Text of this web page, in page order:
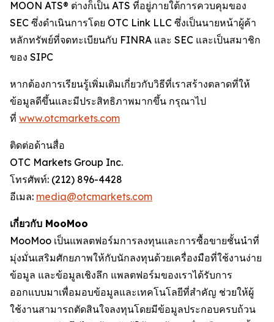
MOON ATS® ต่างก็เป็น ATS ที่อยู่ภายใต้การควบคุมของ
SEC ซึ่งดำเนินการโดย OTC Link LLC ซึ่งเป็นนายหน้าผู้ค้า
หลักทรัพย์ที่จดทะเบียนกับ FINRA และ SEC และเป็นสมาชิก
ของ SIPC
หากต้องการเรียนรู้เพิ่มเติมเกี่ยวกับวิธีที่เราสร้างตลาดที่ให้
ข้อมูลดีขึ้นและมีประสิทธิภาพมากขึ้น กรุณาไป
ที่ www.otcmarkets.com
ติดต่อด้านสื่อ
OTC Markets Group Inc.
โทรศัพท์: (212) 896-4428
อีเมล: media@otcmarkets.com
เกี่ยวกับ MooMoo
MooMoo เป็นแพลตฟอร์มการลงทุนและการซื้อขายชั้นนำที่
มุ่งมั่นเสริมศักยภาพให้กับนักลงทุนด้วยเครื่องมือที่ใช้งานง่าย
ข้อมูล และข้อมูลเชิงลึก แพลตฟอร์มของเราได้รับการ
ออกแบบมาเพื่อมอบข้อมูลและเทคโนโลยีที่สำคัญ ช่วยให้ผู้
ใช้งานสามารถตัดสินใจลงทุนโดยมีข้อมูลประกอบครบถ้วน